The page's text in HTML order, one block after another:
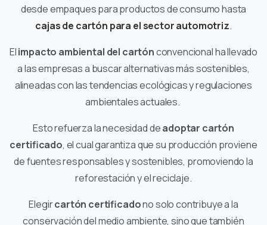
desde empaques para productos de consumo hasta
cajas de cartón para el sector automotriz.
Elimpacto ambiental del cartónconvencional ha llevado
a las empresas a buscar alternativas más sostenibles,
alineadas con las tendencias ecológicas y regulaciones
ambientales actuales.
Esto refuerza la necesidad deadoptar cartón
certificado, el cual garantiza que su producción proviene
de fuentes responsables y sostenibles, promoviendo la
reforestación y el reciclaje.
Elegircartón certificadono solo contribuye a la
conservación del medio ambiente, sino que también